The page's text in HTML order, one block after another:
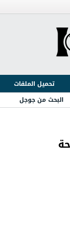
تحميل الملفات
البحث من جوجل